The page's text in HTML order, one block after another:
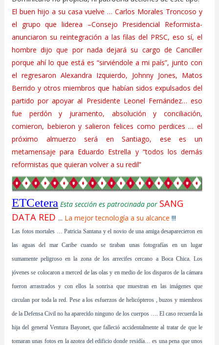
El buen hijo a su casa vuelve … Carlos Morales Troncoso y
el grupo que liderea –Consejo Presidencial Reformista-
anunciaron su reintegración a las filas del PRSC, eso sí, el
hombre dijo que por nada dejará su cargo de Canciller
porque ahí lo que está es “sirviéndole a mi país”, junto con
el regresaron Alexandra Izquierdo, Johnny Jones, Matos
Berrido y otros miembros que habían sidos expulsados del
partido por apoyar al Presidente Leonel Fernández… eso
fue perdón y juramento, absolución y conciliación,
comieron, bebieron y salieron felices como perdices … el
próximo almuerzo será en Santiago, ese es un
metamensaje para Eduardo Estrella y “todos los demás
reformistas que quieran volver a su redil”
ETCetera Esta sección es patrocinada por SANG
DATA RED ... La mejor tecnología a su alcance !!!
Las fotos mortales … Patricia Santana y el novio de una amiga desaparecieron en
las aguas del mar Caribe cuando se tiraban unas fotografías en un lugar
sumamente peligroso en la zona de los arrecifes cercano a Boca Chica. Los
jóvenes se colocaron a merced de las olas y en medio de los disparos de la cámara
fueron arrastrados y con ellos la sonrisa que muestran en las imágenes que
circulan por toda la red. Pese a los esfuerzos de helicópteros , buzos y miembros
de la Defensa Civil no ha aparecido ninguno de los cuerpos …. El caso recuerda la
hija del general Ventura Bayonet, que falleció accidentalmente al tratar de que le
tomaran unas fotos en la azotea del edificio donde residía… es una pena que unos